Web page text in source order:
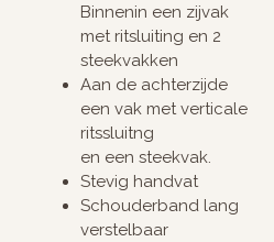
Binnenin een zijvak
met ritsluiting en 2
steekvakken
Aan de achterzijde
een vak met verticale
ritssluitng
en een steekvak.
Stevig handvat
Schouderband lang
verstelbaar